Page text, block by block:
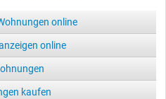
online
online
kaufen